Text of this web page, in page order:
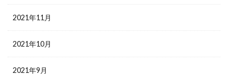
2021年11月
2021年10月
2021年9月